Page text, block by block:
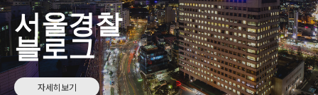
서울경찰
블로그
자세히보기